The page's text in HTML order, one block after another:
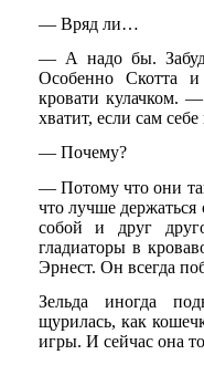
— Вряд ли…
— А надо бы.
Особенно Скотта
кровати кулачком.
хватит, если сам
— Почему?
— Потому что они
что лучше
собой и друг
гладиаторы в
Эрнест. Он всегда
Зельда иногда
щурилась, как
игры. И сейчас она